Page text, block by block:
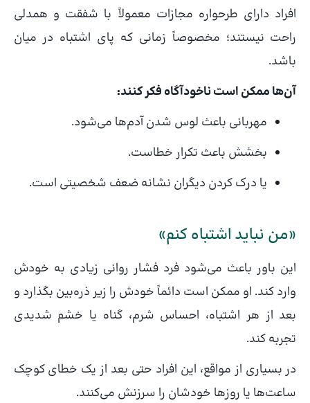
افراد دارای طرحواره مجازات معمولاً با شفقت و همدلی
راحت نیستند؛ مخصوصاً زمانی که پای اشتباه در میان
باشد.
آن‌ها ممکن است ناخودآگاه فکر کنند:
مهربانی باعث لوس شدن آدم‌ها می‌شود.
بخشش باعث تکرار خطاست.
یا درک کردن دیگران نشانه ضعف شخصیتی است.
«من نباید اشتباه کنم»
این باور باعث می‌شود فرد فشار روانی زیادی به خودش
وارد کند. او ممکن است دائماً خودش را زیر ذره‌بین بگذارد و
بعد از هر اشتباه، احساس شرم، گناه یا خشم شدیدی
تجربه کند.
در بسیاری از مواقع، این افراد حتی بعد از یک خطای کوچک
ساعت‌ها یا روزها خودشان را سرزنش می‌کنند.